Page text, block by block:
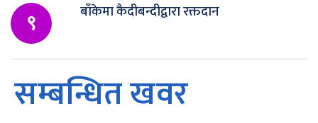
९ बाँकेमा कैदीबन्दीद्वारा रक्तदान
सम्बन्धित खवर